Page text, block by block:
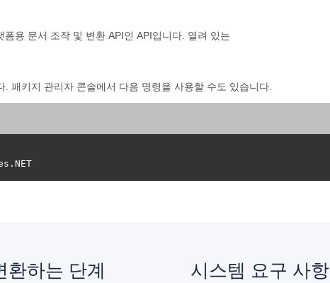
용 문서 조작 및 변환 API인 API입니다. 열려 있는
패키지 관리자 콘솔에서 다음 명령을 사용할 수도 있습니다.
환하는 단계 시스템 요구 사항